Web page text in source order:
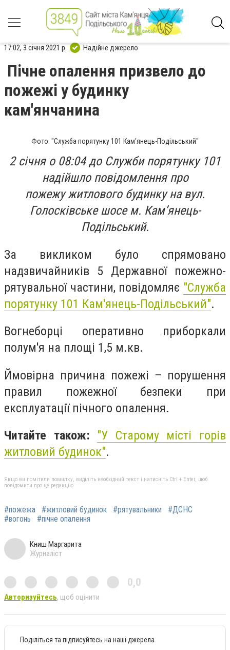
17:02, 3 січня 2021 р. Надійне джерело
Пічне опалення призвело до
пожежі у будинку
кам'янчанина
Фото: "Служба порятунку 101 Кам'янець-Подільський"
2 січня о 08:04 до Служби порятунку 101
надійшло повідомлення про
пожежу житлового будинку на вул.
Голосківське шосе м. Кам’янець-
Подільський.
За викликом було спрямовано
надзвичайників 5 Державної пожежно-
рятувальної частини, повідомляє "Служба
порятунку 101 Кам'янець-Подільський".
Вогнеборці оперативно приборкали
полум'я на площі 1,5 м.кв.
Ймовірна причина пожежі – порушення
правил пожежної безпеки при
експлуатації пічного опалення.
Читайте також: "У Старому місті горів
житловий будинок".
Якщо ви помітили помилку, виділіть необхідний текст і натисніть Ctrl + Enter, щоб
повідомити про це редакцію
#пожежа #житловий будинок #рятувальники
#ДСНС
#вогонь
#пічне опалення
Книш Маргарита
Журналіст
0,0
Авторизуйтесь, щоб оцінити
Поділіться та підписуйтесь на наші джерела